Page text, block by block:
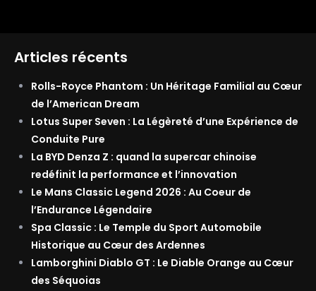
Articles récents
Rolls-Royce Phantom : Un Héritage Familial au Cœur
de l’American Dream
Lotus Super Seven : La Légèreté d’une Expérience de
Conduite Pure
La BYD Denza Z : quand la supercar chinoise
redéfinit la performance et l’innovation
Le Mans Classic Legend 2026 : Au Coeur de
l’Endurance Légendaire
Spa Classic : Le Temple du Sport Automobile
Historique au Cœur des Ardennes
Lamborghini Diablo GT : Le Diable Orange au Cœur
des Séquoias